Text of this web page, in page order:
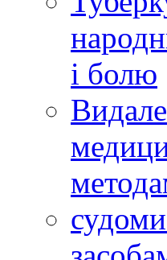
і болю